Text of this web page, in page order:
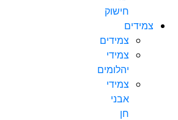
חישוק
צמידים
צמידים
צמידי
יהלומים
צמידי
אבני
חן